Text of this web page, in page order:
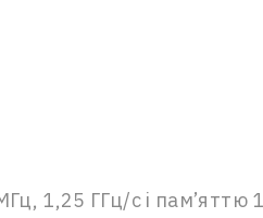
1,25 ГГц/с і пам’яттю